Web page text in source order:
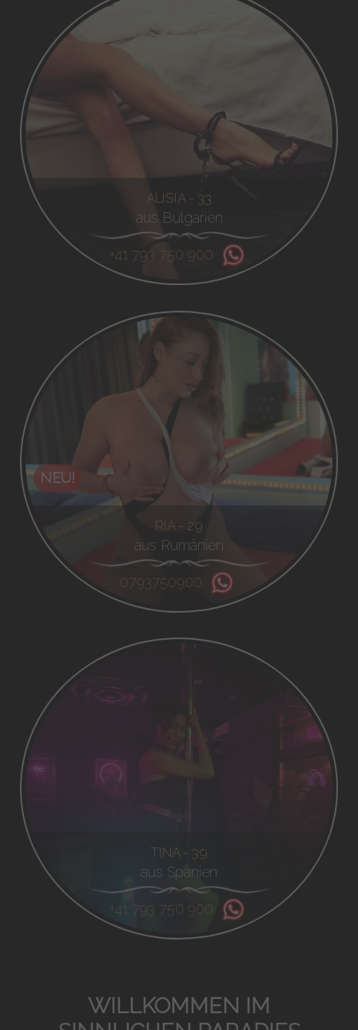
ALISIA - 33
aus Bulgarien
+41 793 750 900
NEU!
RIA - 29
aus Rumänien
0793750900
TINA - 39
aus Spanien
+41 793 750 900
WILLKOMMEN IM